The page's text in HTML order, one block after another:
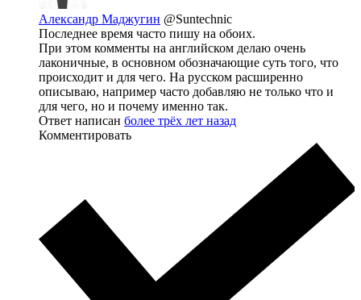
Александр Маджугин @Suntechnic
Последнее время часто пишу на обоих.
При этом комменты на английском делаю очень
лаконичные, в основном обозначающие суть того, что
происходит и для чего. На русском расширенно
описываю, например часто добавляю не только что и
для чего, но и почему именно так.
Ответ написан более трёх лет назад
Комментировать